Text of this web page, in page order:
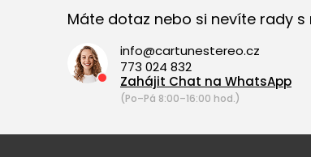
Máte dotaz nebo si nevíte rady s
info@cartunestereo.cz
773 024 832
Zahájit Chat na WhatsApp
(Po–Pá 8:00–16:00 hod.)